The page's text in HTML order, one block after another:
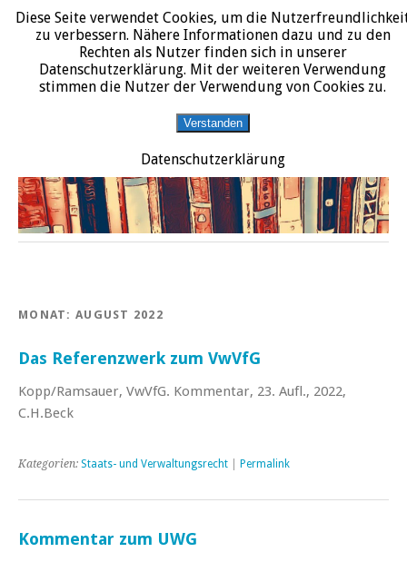
START DATENSCHUTZERKLÄRUNG IMPRESSUM ÜBER JURALIT
JURALIT
Rezensionen juristischer Literatur
MONAT: AUGUST 2022
Das Referenzwerk zum VwVfG
Kopp/Ramsauer, VwVfG. Kommentar, 23. Aufl., 2022,
C.H.Beck
Kategorien: Staats- und Verwaltungsrecht Permalink
Kommentar zum UWG
Diese Seite verwendet Cookies, um die
zu verbessern. Nähere Informationen dazu und zu den
Rechten als Nutzer finden sich in unserer
Datenschutzerklärung. Mit der weiteren Verwendung
stimmen die Nutzer der Verwendung von Cookies zu.
Verstanden
Datenschutzerklärung